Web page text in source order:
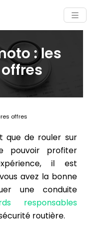
: les
offres
que de rouler sur
pouvoir profiter
il est
avez la bonne
une conduite
responsables
routière.